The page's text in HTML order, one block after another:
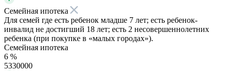
Семейная ипотека
Для семей где есть ребенок младше 7 лет; есть ребенок-
инвалид не достигший 18 лет; есть 2 несовершеннолетних
ребенка (при покупке в «малых городах»).
Семейная ипотека
6 %
5330000